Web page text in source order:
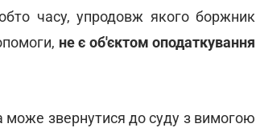
часу, упродовж якого боржник
не є об'єктом оподаткування
може звернутися до суду з вимогою